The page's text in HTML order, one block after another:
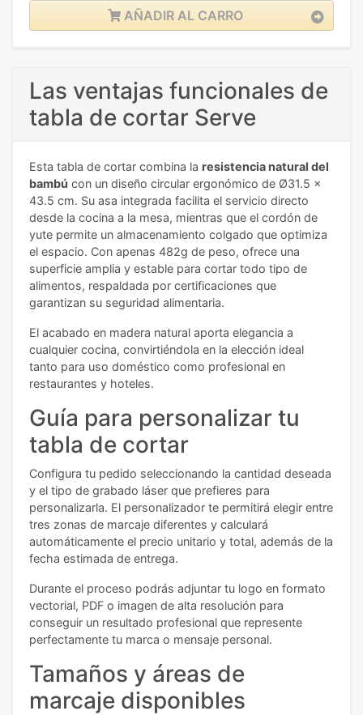
AÑADIR AL CARRO
Las ventajas funcionales de
tabla de cortar Serve
Esta tabla de cortar combina la resistencia natural del
bambú con un diseño circular ergonómico de Ø31.5 x
43.5 cm. Su asa integrada facilita el servicio directo
desde la cocina a la mesa, mientras que el cordón de
yute permite un almacenamiento colgado que optimiza
el espacio. Con apenas 482g de peso, ofrece una
superficie amplia y estable para cortar todo tipo de
alimentos, respaldada por certificaciones que
garantizan su seguridad alimentaria.
El acabado en madera natural aporta elegancia a
cualquier cocina, convirtiéndola en la elección ideal
tanto para uso doméstico como profesional en
restaurantes y hoteles.
Guía para personalizar tu
tabla de cortar
Configura tu pedido seleccionando la cantidad deseada
y el tipo de grabado láser que prefieres para
personalizarla. El personalizador te permitirá elegir entre
tres zonas de marcaje diferentes y calculará
automáticamente el precio unitario y total, además de la
fecha estimada de entrega.
Durante el proceso podrás adjuntar tu logo en formato
vectorial, PDF o imagen de alta resolución para
conseguir un resultado profesional que represente
perfectamente tu marca o mensaje personal.
Tamaños y áreas de
marcaje disponibles